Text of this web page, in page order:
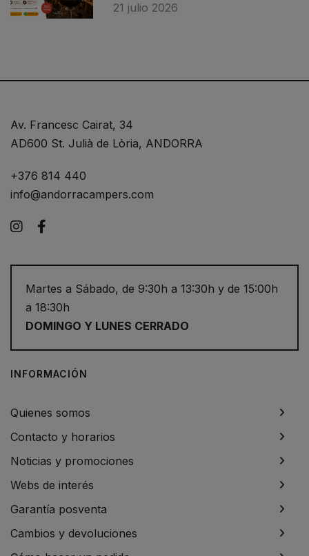
21 julio 2026
Av. Francesc Cairat, 34
AD600 St. Julià de Lòria, ANDORRA
+376 814 440
info@andorracampers.com
Instagram
Martes a Sábado, de 9:30h a 13:30h y de 15:00h
a 18:30h
DOMINGO Y LUNES CERRADO
INFORMACIÓN
Quienes somos
Contacto y horarios
Noticias y promociones
Webs de interés
Garantía posventa
Cambios y devoluciones